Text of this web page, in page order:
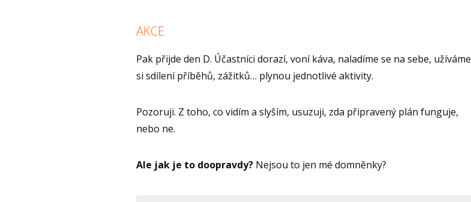
AKCE
Pak přijde den D. Účastníci dorazí, voní káva, naladíme se na sebe, užíváme
si sdílení příběhů, zážitků… plynou jednotlivé aktivity.
Pozoruji. Z toho, co vidím a slyším, usuzuji, zda připravený plán funguje,
nebo ne.
Ale jak je to doopravdy? Nejsou to jen mé domněnky?